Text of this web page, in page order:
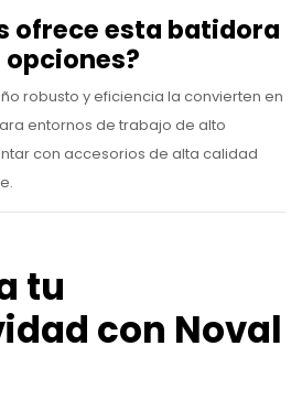
ofrece esta batidora
robusto y eficiencia la convierten en
entornos de trabajo de alto
con accesorios de alta calidad
tu
con Noval